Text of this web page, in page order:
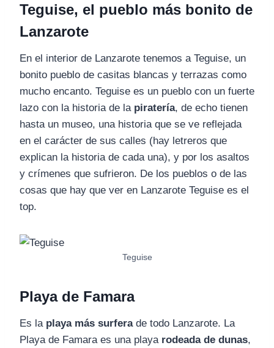
Teguise, el pueblo más bonito de
Lanzarote
En el interior de Lanzarote tenemos a Teguise, un
bonito pueblo de casitas blancas y terrazas como
mucho encanto. Teguise es un pueblo con un fuerte
lazo con la historia de la piratería, de echo tienen
hasta un museo, una historia que se ve reflejada
en el carácter de sus calles (hay letreros que
explican la historia de cada una), y por los asaltos
y crímenes que sufrieron. De los pueblos o de las
cosas que hay que ver en Lanzarote Teguise es el
top.
Teguise
Playa de Famara
Es la playa más surferade todo Lanzarote. La
Playa de Famara es una playa rodeada de dunas,